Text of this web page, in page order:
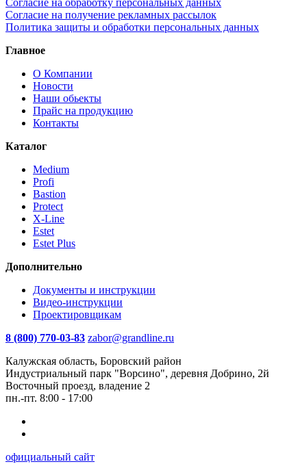
Согласие на получение рекламных рассылок
Политика защиты и обработки персональных данных
Главное
О Компании
Новости
Наши обьекты
Прайс на продукцию
Контакты
Каталог
Medium
Profi
Bastion
Protect
X-Line
Estet
Estet Plus
Дополнительно
Документы и инструкции
Видео-инструкции
Проектировщикам
8 (800) 770-03-83 zabor@grandline.ru
Калужская область, Боровский район
Индустриальный парк "Ворсино", деревня Добрино, 2й
Восточный проезд, владение 2
пн.-пт. 8:00 - 17:00
официальный сайт